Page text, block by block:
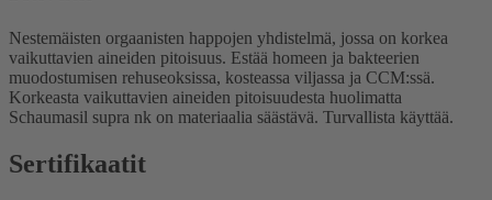
Nestemäisten orgaanisten happojen yhdistelmä, jossa on korkea
vaikuttavien aineiden pitoisuus. Estää homeen ja bakteerien
muodostumisen rehuseoksissa, kosteassa viljassa ja CCM:ssä.
Korkeasta vaikuttavien aineiden pitoisuudesta huolimatta
Schaumasil supra nk on materiaalia säästävä. Turvallista käyttää.
Sertifikaatit